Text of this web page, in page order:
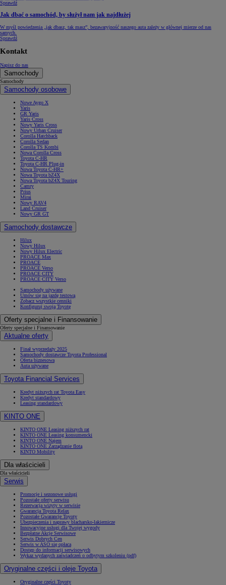
Sprawdź
Jak dbać o samochód, by służył nam jak najdłużej
W myśl powiedzenia „jak dbasz, tak masz”, bezawaryjność naszego auta zależy w głównej mierze od nas
samych.
Sprawdź
Kontakt
Napisz do nas
Samochody
Samochody
Samochody osobowe
Nowe Aygo X
Yaris
GR Yaris
Yaris Cross
Nowy Yaris Cross
Nowy Urban Cruiser
Corolla Hatchback
Corolla Sedan
Corolla TS Kombi
Nowa Corolla Cross
Toyota C-HR
Toyota C-HR Plug-in
Nowa Toyota C-HR+
Nowa Toyota bZ4X
Nowa Toyota bZ4X Touring
Camry
Prius
Mirai
Nowy RAV4
Land Cruiser
Nowy GR GT
Samochody dostawcze
Hilux
Nowy Hilux
Nowy Hilux Electric
PROACE Max
PROACE
PROACE Verso
PROACE CITY
PROACE CITY Verso
Samochody używane
Umów się na jazdę testową
Zobacz wszystkie cenniki
Konfiguruj swoją Toyotę
Oferty specjalne i Finansowanie
Oferty specjalne i Finansowanie
Aktualne oferty
Finał wyprzedaży 2025
Samochody dostawcze Toyota Professional
Oferta biznesowa
Auta używane
Toyota Financial Services
Kredyt niższych rat Toyota Easy
Kredyt standardowy
Leasing standardowy
KINTO ONE
KINTO ONE Leasing niższych rat
KINTO ONE Leasing konsumencki
KINTO ONE Najem
KINTO ONE Zarządzanie flotą
KINTO Mobility
Dla właścicieli
Dla właścicieli
Serwis
Promocje i sezonowe usługi
Pozostałe oferty serwisu
Rezerwacja wizyty w serwisie
Gwarancja Toyota Relax
Pozostałe Gwarancje Toyoty
Ubezpieczenia i naprawy blacharsko-lakiernicze
Innowacyjne usługi dla Twojej wygody
Bezpłatne Akcje Serwisowe
Serwis Dobrych Cen
Serwis w ASO się opłaca
Dostęp do informacji serwisowych
Wykaz wydanych zaświadczeń o odbytym szkoleniu (pdf)
Oryginalne części i oleje Toyota
Oryginalne części Toyoty